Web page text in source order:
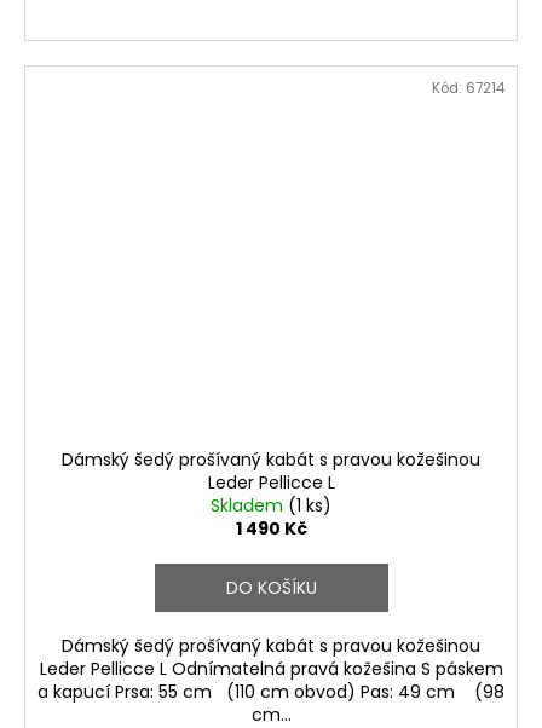
Dámský šedý prošívaný kabát s pravou kožešinou
Leder Pellicce L
Skladem (1 ks)
1 490 Kč
DO KOŠÍKU
Dámský šedý prošívaný kabát s pravou kožešinou
Leder Pellicce L Odnímatelná pravá kožešina S páskem
a kapucí Prsa: 55 cm (110 cm obvod) Pas: 49 cm (98
cm...
Kód: 67214